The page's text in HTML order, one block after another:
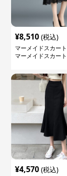
¥8,510 (税込)
マーメイドスカー
マーメイドスカー
¥4,570 (税込)